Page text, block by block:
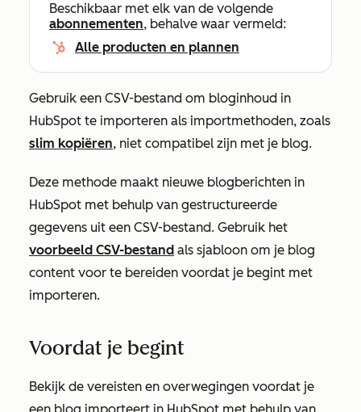
Beschikbaar met elk van de volgende
abonnementen, behalve waar vermeld:
Alle producten en plannen
Gebruik een CSV-bestand om bloginhoud in
HubSpot te importeren als importmethoden, zoals
slim kopiëren, niet compatibel zijn met je blog.
Deze methode maakt nieuwe blogberichten in
HubSpot met behulp van gestructureerde
gegevens uit een CSV-bestand. Gebruik het
voorbeeld CSV-bestand als sjabloon om je blog
content voor te bereiden voordat je begint met
importeren.
Voordat je begint
Bekijk de vereisten en overwegingen voordat je